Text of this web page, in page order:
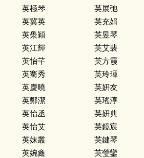
英極琴
英展弛
英冀英
英充娟
英澩穎
英昱琴
英江輝
英艾裴
英怡芊
英方霞
英騫秀
英玲琿
英慶曉
英妍友
英鄭潔
英瑤淳
英怡丞
英妍典
英怡艾
英鏡宸
英妹叢
英鍵琴
英婉鑫
英瑩鑾